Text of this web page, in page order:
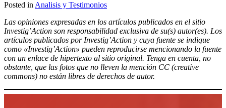
Posted in Analisis y Testimonios
Las opiniones expresadas en los artículos publicados en el sitio
Investig’Action son responsabilidad exclusiva de su(s) autor(es). Los
artículos publicados por Investig’Action y cuya fuente se indique
como «Investig’Action» pueden reproducirse mencionando la fuente
con un enlace de hipertexto al sitio original. Tenga en cuenta, no
obstante, que las fotos que no lleven la mención CC (creative
commons) no están libres de derechos de autor.